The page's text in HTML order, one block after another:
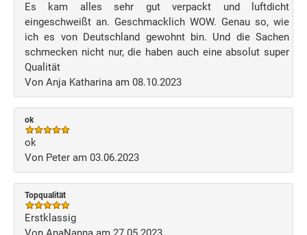
Es kam alles sehr gut verpackt und luftdicht
eingeschweißt an. Geschmacklich WOW. Genau so, wie
ich es von Deutschland gewohnt bin. Und die Sachen
schmecken nicht nur, die haben auch eine absolut super
Qualität
Von Anja Katharina am 08.10.2023
ok
ok
Von Peter am 03.06.2023
Topqualität
Erstklassig